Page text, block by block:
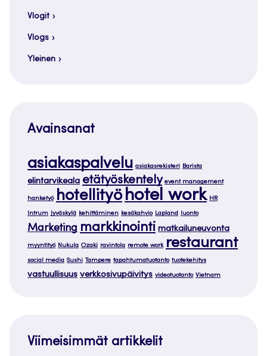
Vlogit
Vlogs
Yleinen
Avainsanat
asiakaspalvelu asiakasrekisteri Barista
elintarvikeala etätyöskentely event management
hanketyö hotellityö hotel work HR
Intrum Jyväskylä kehittäminen kesäkahvio Lapland luonto
Marketing markkinointi matkailuneuvonta
myyntityö Nukula Ozaki ravintola remote work restaurant
social media Sushi Tampere tapahtumatuotanto tuotekehitys
vastuullisuus verkkosivupäivitys videotuotanto Vietnam
Viimeisimmät artikkelit